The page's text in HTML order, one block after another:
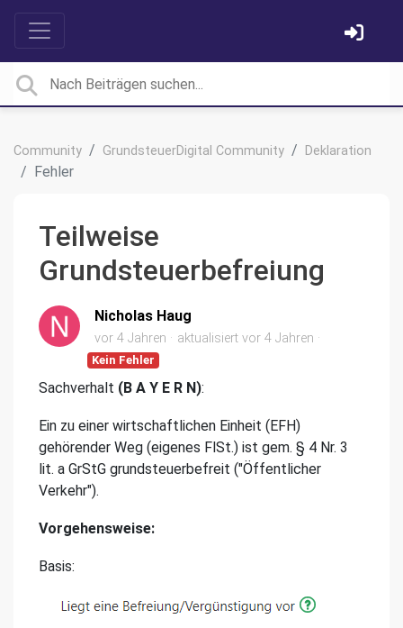
Community GrundsteuerDigital Community Deklaration
Fehler
Teilweise
Grundsteuerbefreiung
Nicholas Haug
vor 4 Jahren aktualisiert vor 4 Jahren
Kein Fehler
Sachverhalt (B A Y E R N):
Ein zu einer wirtschaftlichen Einheit (EFH)
gehörender Weg (eigenes FlSt.) ist gem. § 4 Nr. 3
lit. a GrStG grundsteuerbefreit ("Öffentlicher
Verkehr").
Vorgehensweise:
Basis: